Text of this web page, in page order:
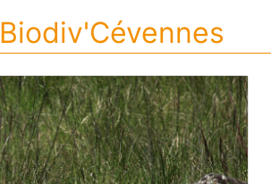
Biodiv'Cévennes